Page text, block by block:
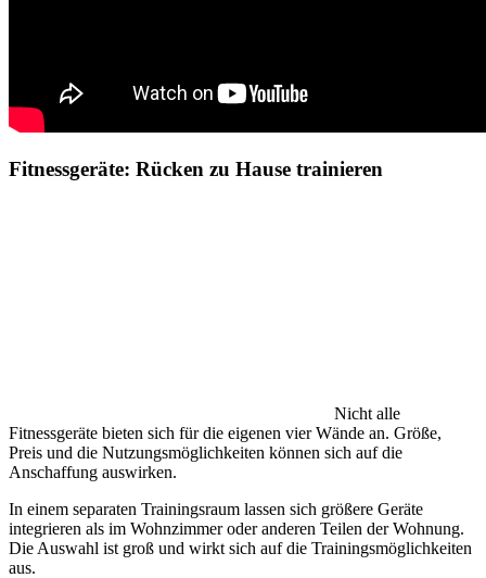
Fitnessgeräte: Rücken zu Hause trainieren
Nicht alle
Fitnessgeräte bieten sich für die eigenen vier Wände an. Größe,
Preis und die Nutzungsmöglichkeiten können sich auf die
Anschaffung auswirken.
In einem separaten Trainingsraum lassen sich größere Geräte
integrieren als im Wohnzimmer oder anderen Teilen der Wohnung.
Die Auswahl ist groß und wirkt sich auf die Trainingsmöglichkeiten
aus.